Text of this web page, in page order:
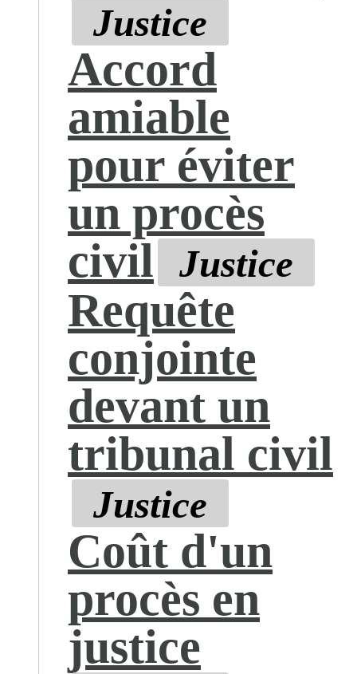
Justice
Accord
amiable
pour éviter
un procès
civil
Justice
Requête
conjointe
devant un
tribunal civil
Justice
Coût d'un
procès en
justice